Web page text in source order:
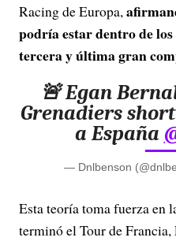
Racing de Europa,
podría estar dentro de
tercera y última gran
🚨 Egan
Grenadiers
a España
— Dnlbenson
Esta teoría toma fuerza en
terminó el Tour de